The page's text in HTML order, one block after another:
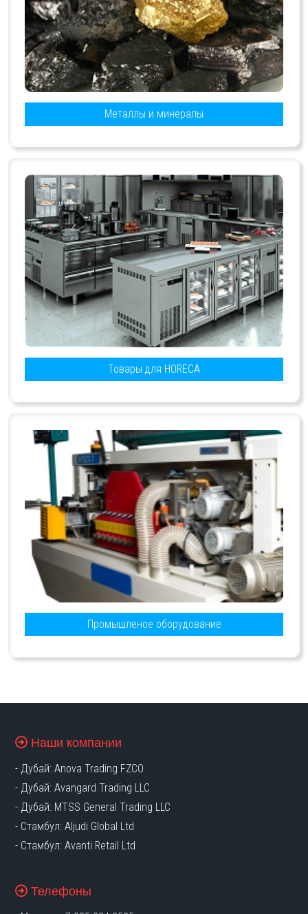
Металлы и минералы
Товары для HORECA
Промышленое оборудование
Наши компании
- Дубай: Anova Trading FZCO
- Дубай: Avangard Trading LLC
- Дубай: MTSS General Trading LLC
- Стамбул: Aljudi Global Ltd
- Стамбул: Avanti Retail Ltd
Телефоны